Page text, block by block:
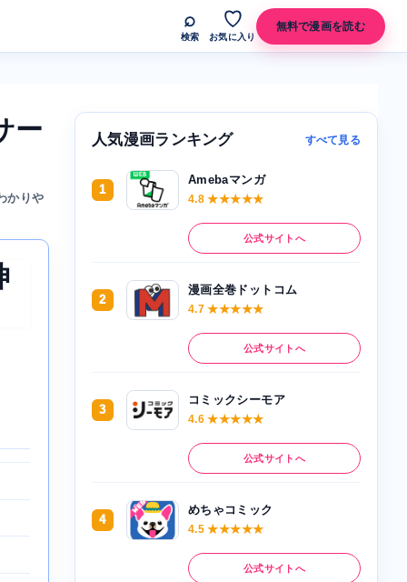
⌕
検索
♡
お気に入り
無料で漫画を読む
ー
かりや
人気漫画ランキング すべて見る
1
Amebaマンガ
4.8 ★★★★★
公式サイトへ
2
漫画全巻ドットコム
4.7 ★★★★★
公式サイトへ
3
コミックシーモア
4.6 ★★★★★
公式サイトへ
4
めちゃコミック
4.5 ★★★★★
公式サイトへ